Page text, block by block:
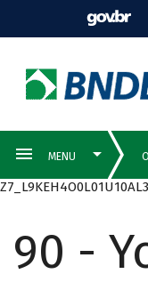
90 -